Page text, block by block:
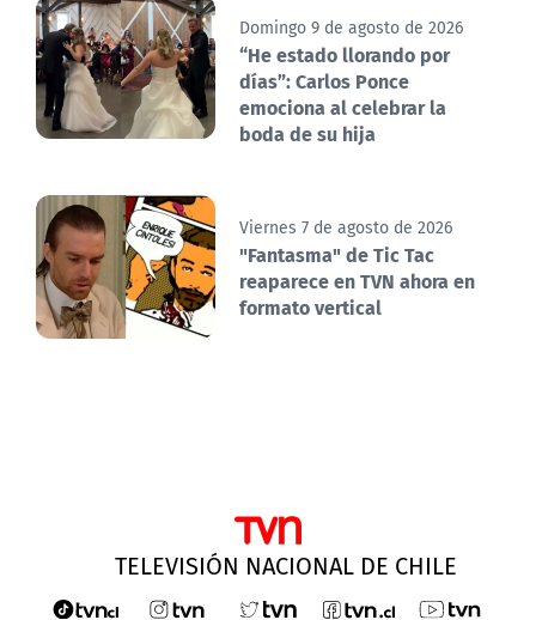
Domingo 9 de agosto de 2026
“He estado llorando por
días”: Carlos Ponce
emociona al celebrar la
boda de su hija
Viernes 7 de agosto de 2026
"Fantasma" de Tic Tac
reaparece en TVN ahora en
formato vertical
TELEVISIÓN NACIONAL DE CHILE